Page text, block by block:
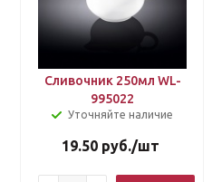
Сливочник 250мл WL-
995022
Уточняйте наличие
19.50 руб./шт